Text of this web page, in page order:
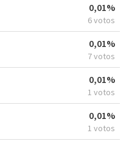
0,01%
6 votos
0,01%
7 votos
0,01%
1 votos
0,01%
1 votos